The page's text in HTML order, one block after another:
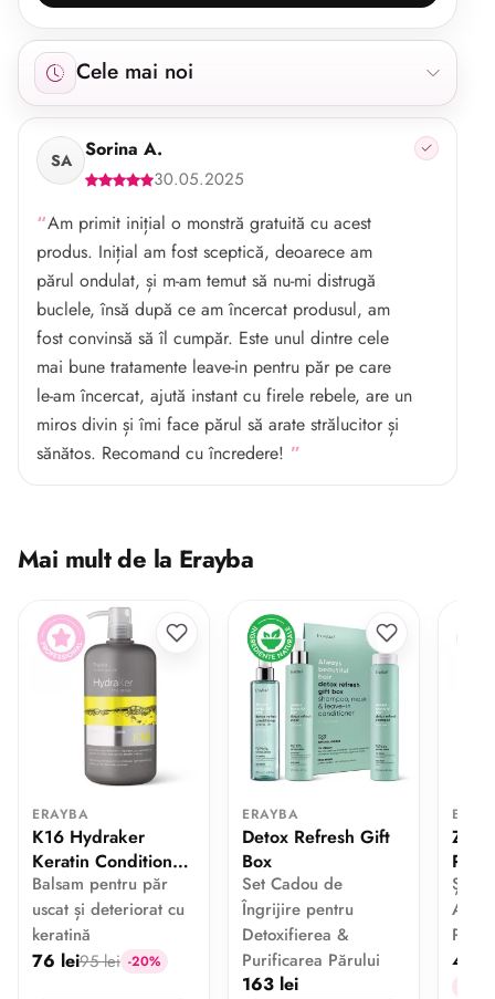
Cele mai noi
Afișăm 1 recenzie începând cu cele mai noi.
SA Sorina A.
30.05.2025
Am primit inițial o monstră gratuită cu acest
produs. Inițial am fost sceptică, deoarece am
părul ondulat, și m-am temut să nu-mi distrugă
buclele, însă după ce am încercat produsul, am
fost convinsă să îl cumpăr. Este unul dintre cele
mai bune tratamente leave-in pentru păr pe care
le-am încercat, ajută instant cu firele rebele, are un
miros divin și îmi face părul să arate strălucitor și
sănătos. Recomand cu încredere!
Mai mult de la Erayba
ERAYBA
K16 Hydraker
Keratin Conditioner
1000 ml
Balsam pentru păr
uscat și deteriorat cu
keratină
76 lei95 lei -20%
ERAYBA
Detox Refresh Gift
Box
Set Cadou de
Îngrijire pentru
Detoxifierea &
Purificarea Părului
163 lei
Zen
250
Anti-
Păr